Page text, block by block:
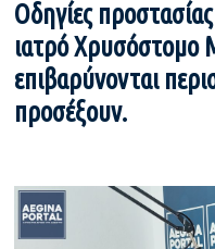
Οδηγίες
ιατρό Χρυσόστομο
επιβαρύνονται
προσέξουν.